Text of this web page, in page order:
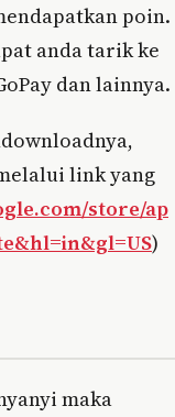
poin.
anda tarik ke
dan lainnya.
link yang
store/ap
)
maka